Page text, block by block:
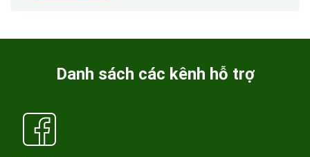
Danh sách các kênh hỗ trợ